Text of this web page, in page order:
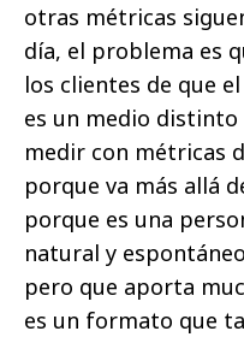
otras métricas
día, el problema es
los clientes de que
es un medio
medir con métricas
porque va más allá
porque es una
natural y
pero que aporta
es un formato que